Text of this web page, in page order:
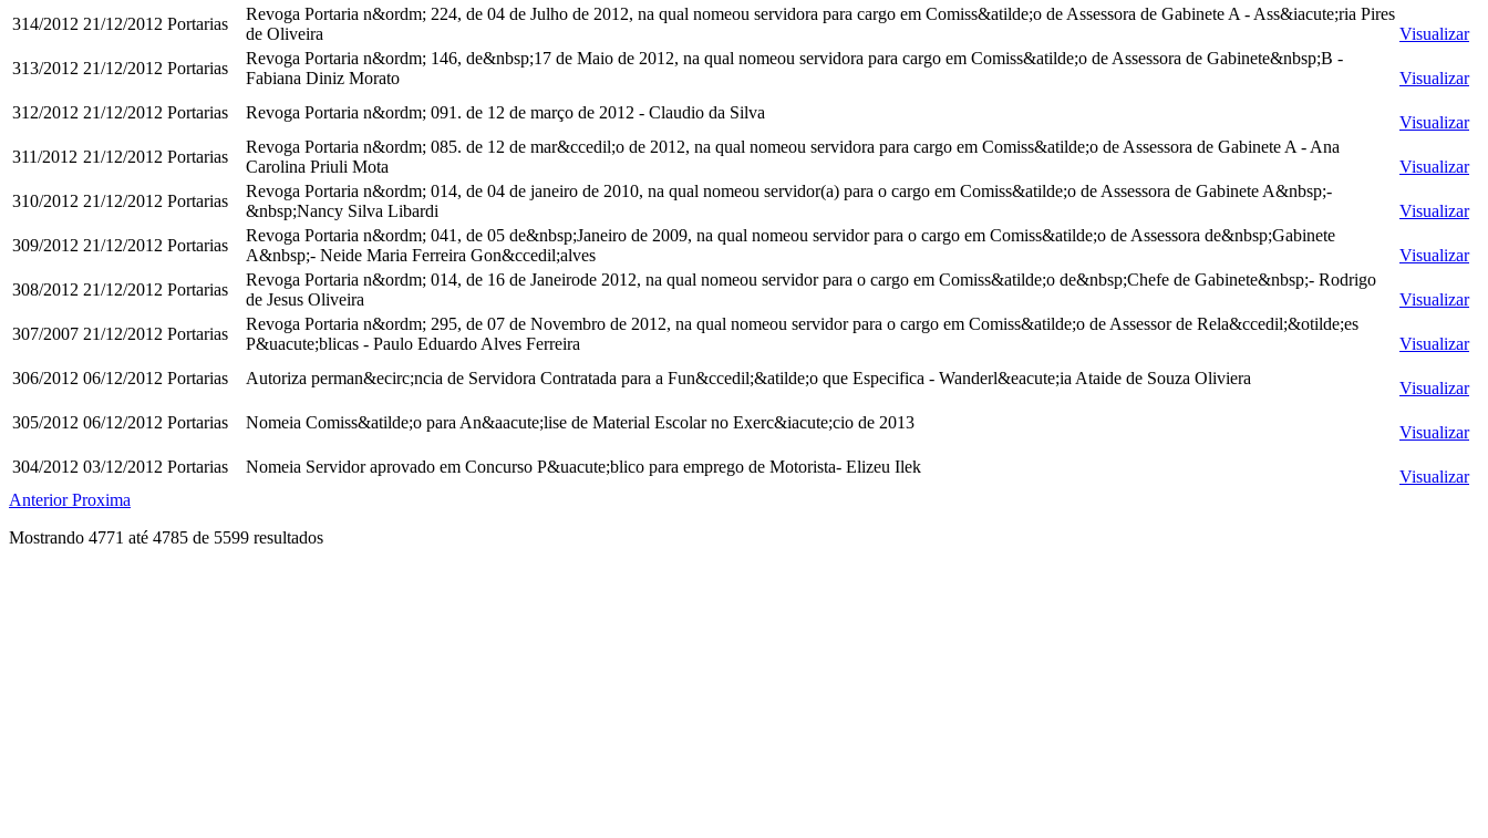
314/2012 21/12/2012 Portarias
Revoga Portaria n&ordm; 224, de 04 de Julho de 2012, na qual nomeou servidora para cargo em Comiss&atilde;o de Assessora de Gabinete A - Ass&iacute;ria Pires
de Oliveira
Visualizar
313/2012 21/12/2012 Portarias
Revoga Portaria n&ordm; 146, de&nbsp;17 de Maio de 2012, na qual nomeou servidora para cargo em Comiss&atilde;o de Assessora de Gabinete&nbsp;B -
Fabiana Diniz Morato
Visualizar
312/2012 21/12/2012 Portarias Revoga Portaria n&ordm; 091. de 12 de março de 2012 - Claudio da Silva
Visualizar
311/2012 21/12/2012 Portarias
Revoga Portaria n&ordm; 085. de 12 de mar&ccedil;o de 2012, na qual nomeou servidora para cargo em Comiss&atilde;o de Assessora de Gabinete A - Ana
Carolina Priuli Mota
Visualizar
310/2012 21/12/2012 Portarias
Revoga Portaria n&ordm; 014, de 04 de janeiro de 2010, na qual nomeou servidor(a) para o cargo em Comiss&atilde;o de Assessora de Gabinete A&nbsp;-
&nbsp;Nancy Silva Libardi
Visualizar
309/2012 21/12/2012 Portarias
Revoga Portaria n&ordm; 041, de 05 de&nbsp;Janeiro de 2009, na qual nomeou servidor para o cargo em Comiss&atilde;o de Assessora de&nbsp;Gabinete
A&nbsp;- Neide Maria Ferreira Gon&ccedil;alves
Visualizar
308/2012 21/12/2012 Portarias
Revoga Portaria n&ordm; 014, de 16 de Janeirode 2012, na qual nomeou servidor para o cargo em Comiss&atilde;o de&nbsp;Chefe de Gabinete&nbsp;- Rodrigo
de Jesus Oliveira
Visualizar
307/2007 21/12/2012 Portarias
Revoga Portaria n&ordm; 295, de 07 de Novembro de 2012, na qual nomeou servidor para o cargo em Comiss&atilde;o de Assessor de Rela&ccedil;&otilde;es
P&uacute;blicas - Paulo Eduardo Alves Ferreira
Visualizar
306/2012 06/12/2012 Portarias Autoriza perman&ecirc;ncia de Servidora Contratada para a Fun&ccedil;&atilde;o que Especifica - Wanderl&eacute;ia Ataide de Souza Oliviera
Visualizar
305/2012 06/12/2012 Portarias Nomeia Comiss&atilde;o para An&aacute;lise de Material Escolar no Exerc&iacute;cio de 2013
Visualizar
304/2012 03/12/2012 Portarias Nomeia Servidor aprovado em Concurso P&uacute;blico para emprego de Motorista- Elizeu Ilek
Visualizar
AnteriorProxima
Mostrando 4771 até 4785 de 5599 resultados